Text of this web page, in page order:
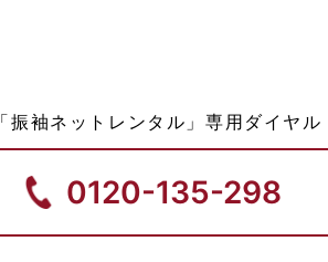
「振袖ネットレンタル」専用ダイヤル
0120-135-298